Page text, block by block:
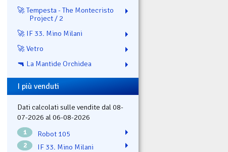
🚀 Tempesta - The Montecristo
Project / 2
🚀 IF 33. Mino Milani
🚀 Vetro
🔫 La Mantide Orchidea
I più venduti
Dati calcolati sulle vendite dal 08-
07-2026 al 06-08-2026
1 Robot 105
2 IF 33. Mino Milani